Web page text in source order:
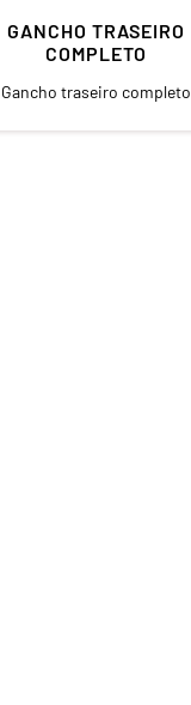
GANCHO TRASEIRO
COMPLETO
Gancho traseiro completo